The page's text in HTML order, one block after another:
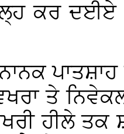
ਕਰ ਦਈਏ
ਤੇ
ਹੀਲੇ ਤਕ